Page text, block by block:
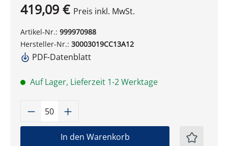
419,09 € Preis inkl. MwSt.
Artikel-Nr.: 999970988
Hersteller-Nr.: 30003019CC13A12
PDF-Datenblatt
Auf Lager, Lieferzeit 1-2 Werktage
Produkt Anzahl: Gib den
In den Warenkorb